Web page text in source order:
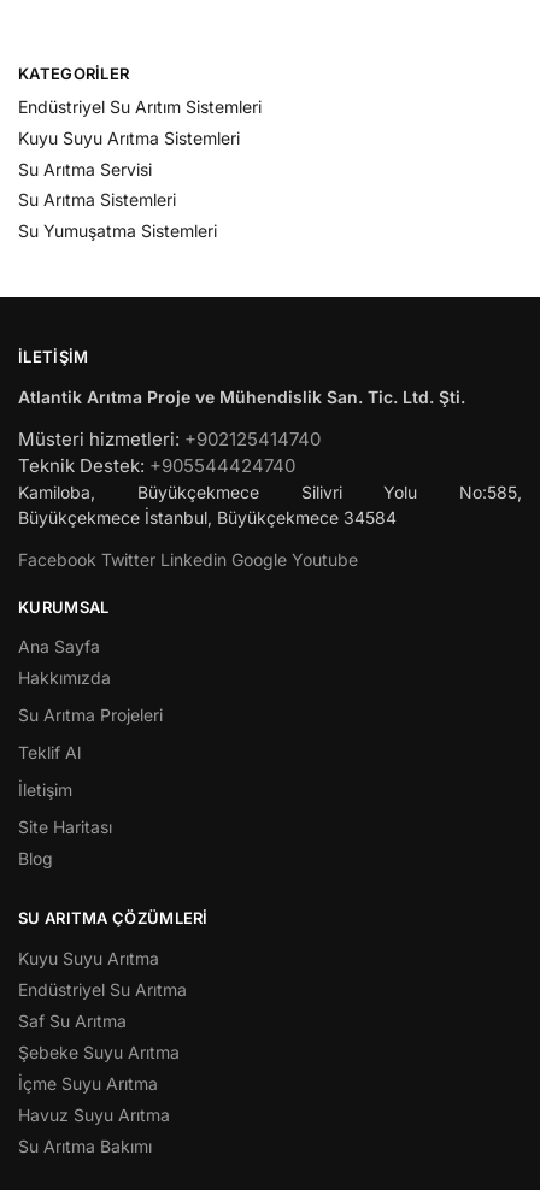
KATEGORILER
Endüstriyel Su Arıtım Sistemleri
Kuyu Suyu Arıtma Sistemleri
Su Arıtma Servisi
Su Arıtma Sistemleri
Su Yumuşatma Sistemleri
İLETIŞIM
Atlantik Arıtma Proje ve Mühendislik San. Tic. Ltd. Şti.
Müsteri hizmetleri: +902125414740
Teknik Destek: +905544424740
Kamiloba, Büyükçekmece Silivri Yolu No:585,
Büyükçekmece İstanbul, Büyükçekmece 34584
Facebook Twitter Linkedin Google Youtube
KURUMSAL
Ana Sayfa
Hakkımızda
Su Arıtma Projeleri
Teklif Al
İletişim
Site Haritası
Blog
SU ARITMA ÇÖZÜMLERI
Kuyu Suyu Arıtma
Endüstriyel Su Arıtma
Saf Su Arıtma
Şebeke Suyu Arıtma
İçme Suyu Arıtma
Havuz Suyu Arıtma
Su Arıtma Bakımı